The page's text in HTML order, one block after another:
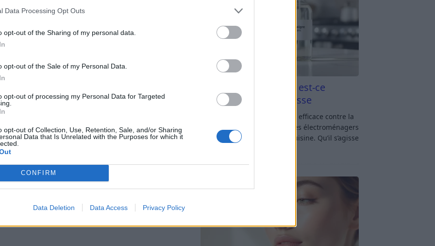
Data Processing Opt Outs
opt-out of the Sharing of my personal data.
opt-out of the Sale of my Personal Data.
opt-out of processing my Personal Data for Targeted
opt-out of Collection, Use, Retention, Sale, and/or Sharing
Data that Is Unrelated with the Purposes for which it
CONFIRM
Data Deletion Data Access Privacy Policy
une routine bien-être simple
ou de méditation
courte, de 5 à 10 minutes, permettent de
consacrer quelques minutes à respirer
expirant lentement par la bouche, peut aider à
physique régulière
de sport. Une marche quotidienne de 15 à
ou de yoga peuvent suffire à améliorer la
et renforcer la vitalité.
céréales complètes, et limitez la consommation
Vinaigre blanc et four est-ce
efficace contre la graisse
Vinaigre blanc et four : est-ce efficace contre la
graisse ? Le four fait partie des électroménagers
les plus sollicités dans une cuisine. Qu’il s’agisse